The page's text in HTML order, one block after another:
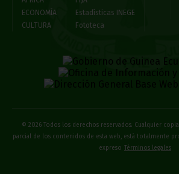
ECONOMÍA
CULTURA
Estadísticas INEGE
Fototeca
© 2026 Todos los derechos reservados. Cualquier
parcial de los contenidos de esta web, está totalmente
expreso
Términos legales